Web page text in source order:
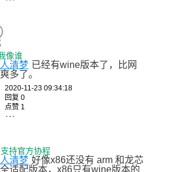
像谁
清梦 已经有wine版本了，比网
多了。
2020-11-23 09:34:18
回复 0
点赞 1
持官方协程
清梦 好像x86还没有 arm 和龙芯
适配版本，x86只有wine版本的